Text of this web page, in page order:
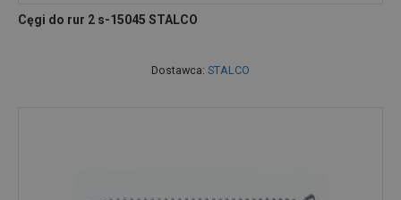
Cęgi do rur 2 s-15045 STALCO
Dostawca: STALCO